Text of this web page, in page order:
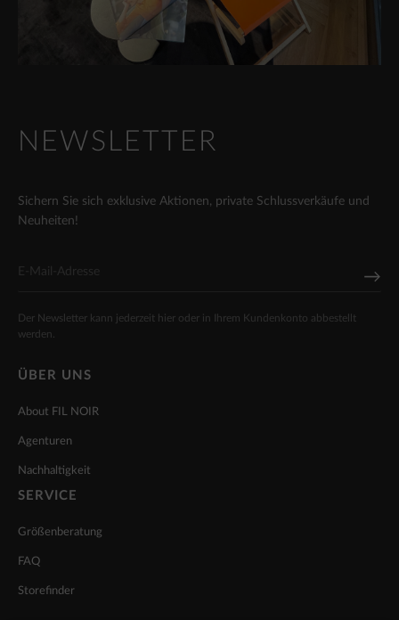
NEWSLETTER
Sichern Sie sich exklusive Aktionen, private Schlussverkäufe und
Neuheiten!
Der Newsletter kann jederzeit hier oder in Ihrem Kundenkonto abbestellt
werden.
ÜBER UNS
About FIL NOIR
Agenturen
Nachhaltigkeit
SERVICE
Größenberatung
FAQ
Storefinder